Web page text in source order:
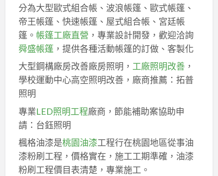
分為大型歐式組合帳、波浪帳篷、歐式帳篷、
帝王帳篷、快速帳篷、屋式組合帳、宮廷帳
篷。 帳篷工廠直營 ，專業設計開發，歡迎洽詢
舜盛帳篷，提供各種活動帳篷的訂做、客製化
大型鋼構廠房改善廠房照明， 工廠照明改善，
學校運動中心高空照明改善，廠商推薦：拓普
照明
專業LED照明工程廠商，節能補助案協助申
請：台鈺照明
楓格油漆是桃園油漆工程行在桃園地區從事油
漆粉刷工程，價格實在，施工工期準確，油漆
粉刷工程價目表清楚，專業施工。